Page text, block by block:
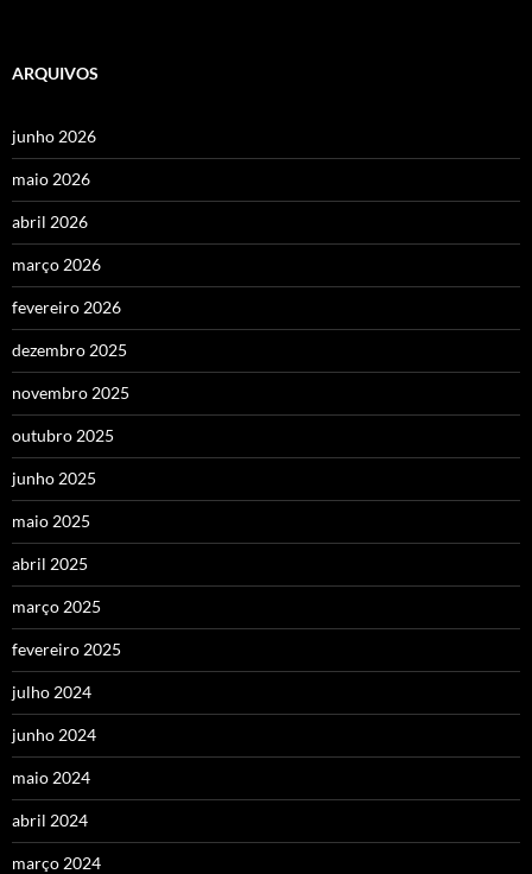
ARQUIVOS
junho 2026
maio 2026
abril 2026
março 2026
fevereiro 2026
dezembro 2025
novembro 2025
outubro 2025
junho 2025
maio 2025
abril 2025
março 2025
fevereiro 2025
julho 2024
junho 2024
maio 2024
abril 2024
março 2024